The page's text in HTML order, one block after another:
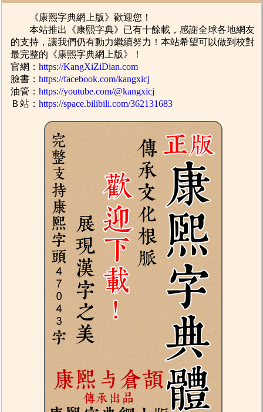
《康熙字典網上版》歡迎您！
本站推出《康熙字典》已有十餘載，感謝全球各地網友
的支持，讓我們仍有動力繼續努力！本站希望可以做到校對
最完整的《康熙字典網上版》！
官網：https://KangXiZiDian.com
臉書：https://facebook.com/kangxicj
油管：https://youtube.com/@kangxicj
Ｂ站：https://space.bilibili.com/362131683